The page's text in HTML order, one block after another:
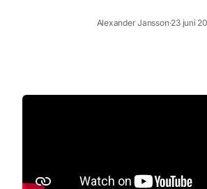
Alexander Jansson·23 juni